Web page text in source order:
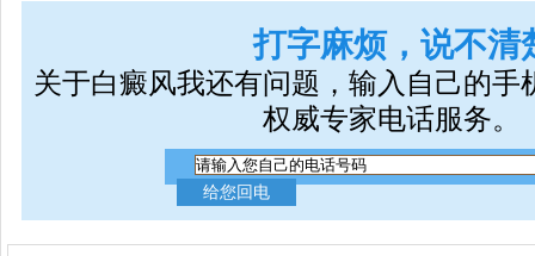
打字麻烦，说不清
关于白癜风我还有问题，输入自己的手
权威专家电话服务。